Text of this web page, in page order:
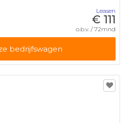
Leasen
€ 111
o.b.v. / 72mnd
bedrijfswagen